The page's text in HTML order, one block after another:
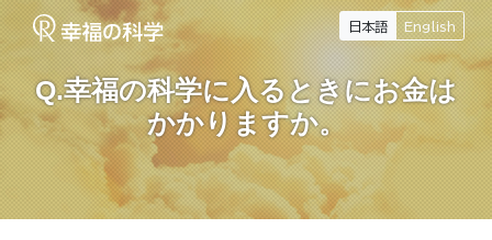
日本語 English
Q.幸福の科学に入るときにお金は
かかりますか。